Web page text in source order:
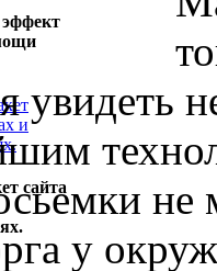
сайта
увидеть
не
у